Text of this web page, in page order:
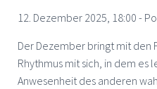
12. Dezember 2025, 18:00 -
Der Dezember bringt mit den
Rhythmus mit sich, in dem es
Anwesenheit des anderen